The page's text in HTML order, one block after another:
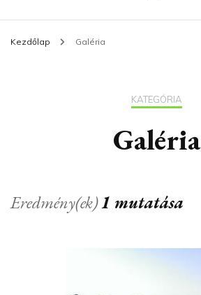
Kezdőlap Galéria
KATEGÓRIA
Galéria
Eredmény(ek)1 mutatása